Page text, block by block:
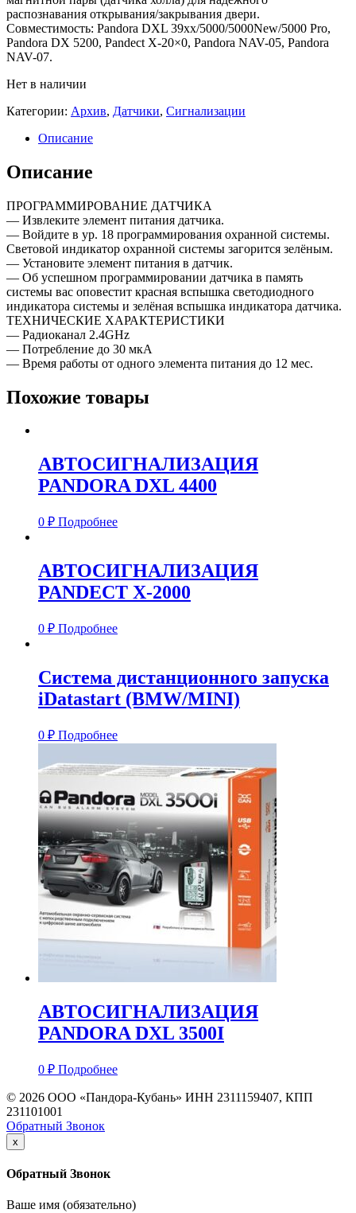
распознавания открывания/закрывания двери.
Совместимость: Pandora DXL 39хх/5000/5000New/5000 Pro,
Pandora DX 5200, Pandect X-20×0, Pandora NAV-05, Pandora
NAV-07.
Нет в наличии
Категории: Архив, Датчики, Сигнализации
Описание
Описание
ПРОГРАММИРОВАНИЕ ДАТЧИКА
— Извлеките элемент питания датчика.
— Войдите в ур. 18 программирования охранной системы.
Световой индикатор охранной системы загорится зелёным.
— Установите элемент питания в датчик.
— Об успешном программировании датчика в память
системы вас оповестит красная вспышка светодиодного
индикатора системы и зелёная вспышка индикатора датчика.
ТЕХНИЧЕСКИЕ ХАРАКТЕРИСТИКИ
— Радиоканал 2.4GHz
— Потребление до 30 мкА
— Время работы от одного элемента питания до 12 мес.
Похожие товары
АВТОСИГНАЛИЗАЦИЯ
PANDORA DXL 4400
0 ₽ Подробнее
АВТОСИГНАЛИЗАЦИЯ
PANDECT X-2000
0 ₽ Подробнее
Система дистанционного запуска
iDatastart (BMW/MINI)
0 ₽ Подробнее
АВТОСИГНАЛИЗАЦИЯ
PANDORA DXL 3500I
0 ₽ Подробнее
© 2026 ООО «Пандора-Кубань» ИНН 2311159407, КПП
231101001
Обратный Звонок
x
Обратный Звонок
Ваше имя (обязательно)